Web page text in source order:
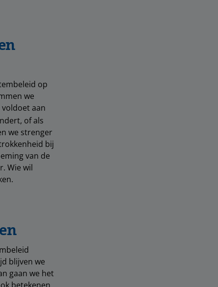
op
we
aan
of als
we strenger
bij
van de
Wie wil
blijven we
gaan we het